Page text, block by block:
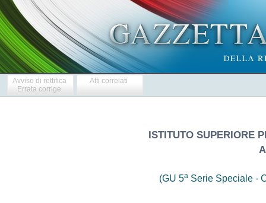
Avviso di rettifica
Errata corrige
Atti correlati
ISTITUTO SUPERIORE
(GU 5a Serie Speciale -